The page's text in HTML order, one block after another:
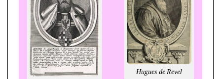
Hugues de Revel